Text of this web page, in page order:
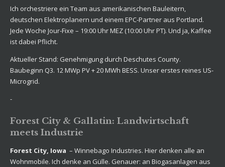
Ich orchestriere ein Team aus amerikanischen Bauleitern,
deutschen Elektroplanern und einem EPC-Partner aus Portland.
Jede Woche Jour-Fixe – 19:00 Uhr MEZ (10:00 Uhr PT). Und ja, Kaffee
ist dabei Pflicht.
Aktueller Stand: Genehmigung durch Deschutes County.
Baubeginn Q3. 12 MWp PV + 20 MWh BESS. Unser erstes reines US-
Microgrid.
-
Forest City & Gallatin: Landwirtschaft
meets Industrie
Forest City, Iowa – Winnebago Industries. Hier denken alle an
Wohnmobile. Ich denke an Gülle. Genauer: an Biogasanlagen aus